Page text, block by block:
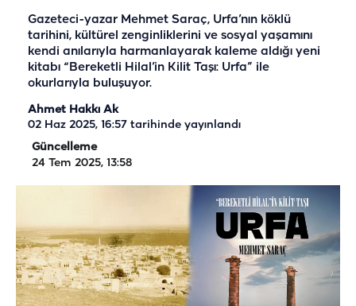
Gazeteci-yazar Mehmet Saraç, Urfa’nın köklü
tarihini, kültürel zenginliklerini ve sosyal yaşamını
kendi anılarıyla harmanlayarak kaleme aldığı yeni
kitabı “Bereketli Hilal’in Kilit Taşı: Urfa” ile
okurlarıyla buluşuyor.
Ahmet Hakkı Ak
02 Haz 2025, 16:57 tarihinde yayınlandı
Güncelleme
24 Tem 2025, 13:58